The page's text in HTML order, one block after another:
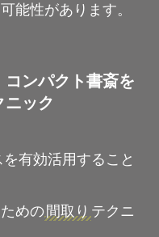
能性があります。
コンパクト書斎を
ニック
有効活用すること
めの 間取り テクニ